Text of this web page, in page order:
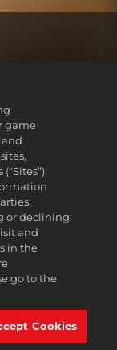
Firaxis Games,
of Take-Two
sus respectivos
game
or declining
and
in the
go to the
Cookies